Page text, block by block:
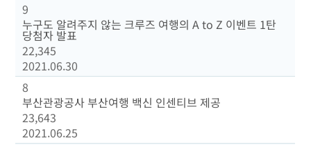
9
누구도 알려주지 않는 크루즈 여행의 A to Z 이벤트 1탄
당첨자 발표
22,345
2021.06.30
8
부산관광공사 부산여행 백신 인센티브 제공
23,643
2021.06.25